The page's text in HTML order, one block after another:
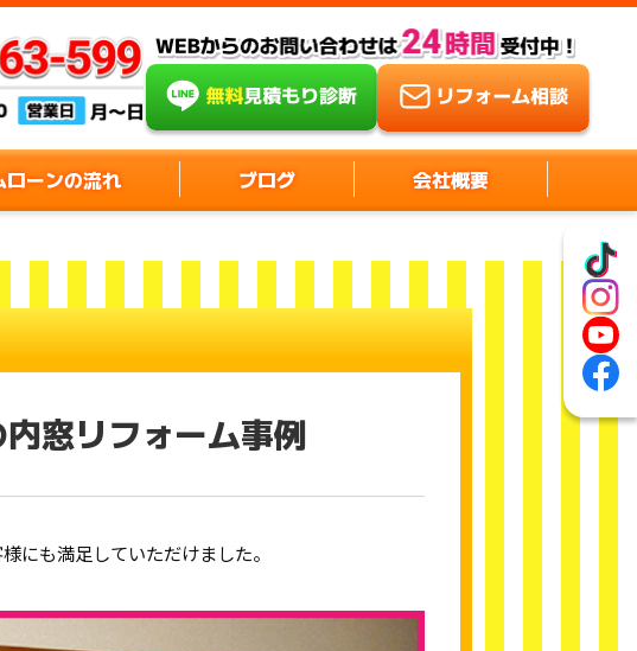
ローンの流れ ブログ
会社概要
窓リフォーム事例
にも満足していただけました。